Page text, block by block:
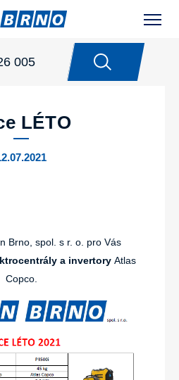
005
LÉTO
Brno, spol. s r. o. pro Vás
a invertory Atlas
Copco.